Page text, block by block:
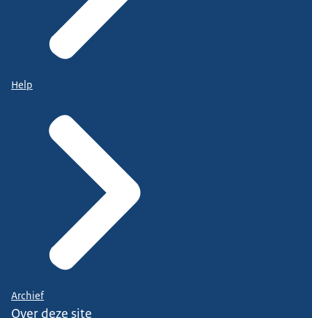
Help
Archief
Over deze site